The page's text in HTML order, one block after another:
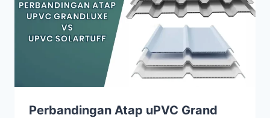
Perbandingan Atap uPVC Grand